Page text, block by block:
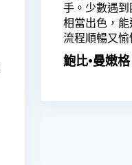
手。少數遇
相當出色，
流程順暢又愉
鮑比·曼嫩格